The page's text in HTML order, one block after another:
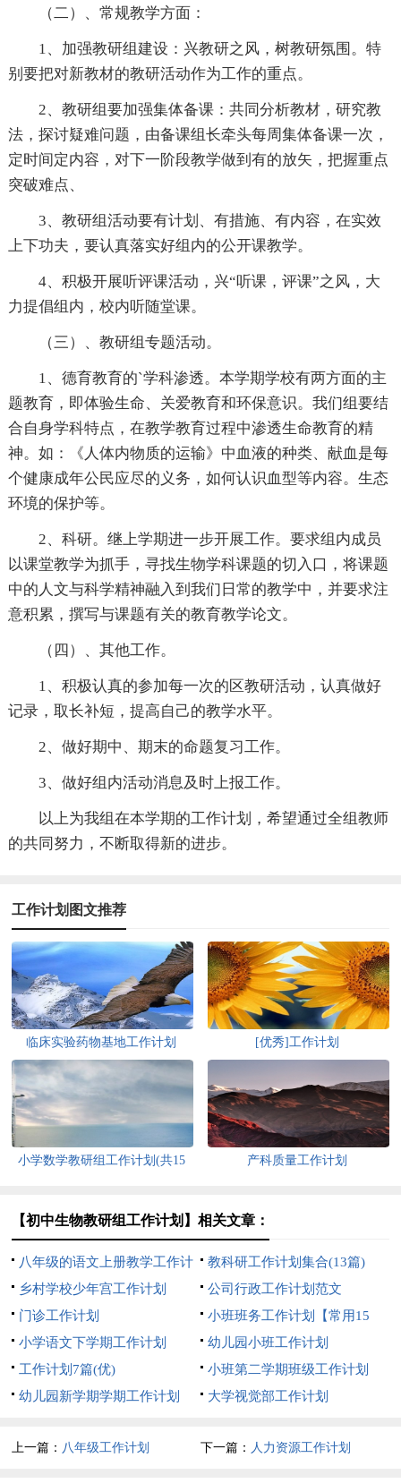
（二）、常规教学方面：
1、加强教研组建设：兴教研之风，树教研氛围。特
别要把对新教材的教研活动作为工作的重点。
2、教研组要加强集体备课：共同分析教材，研究教
法，探讨疑难问题，由备课组长牵头每周集体备课一次，
定时间定内容，对下一阶段教学做到有的放矢，把握重点
突破难点、
3、教研组活动要有计划、有措施、有内容，在实效
上下功夫，要认真落实好组内的公开课教学。
4、积极开展听评课活动，兴“听课，评课”之风，大
力提倡组内，校内听随堂课。
（三）、教研组专题活动。
1、德育教育的`学科渗透。本学期学校有两方面的主
题教育，即体验生命、关爱教育和环保意识。我们组要结
合自身学科特点，在教学教育过程中渗透生命教育的精
神。如：《人体内物质的运输》中血液的种类、献血是每
个健康成年公民应尽的义务，如何认识血型等内容。生态
环境的保护等。
2、科研。继上学期进一步开展工作。要求组内成员
以课堂教学为抓手，寻找生物学科课题的切入口，将课题
中的人文与科学精神融入到我们日常的教学中，并要求注
意积累，撰写与课题有关的教育教学论文。
（四）、其他工作。
1、积极认真的参加每一次的区教研活动，认真做好
记录，取长补短，提高自己的教学水平。
2、做好期中、期末的命题复习工作。
3、做好组内活动消息及时上报工作。
以上为我组在本学期的工作计划，希望通过全组教师
的共同努力，不断取得新的进步。
工作计划图文推荐
临床实验药物基地工作计划 [优秀]工作计划
小学数学教研组工作计划(共15
产科质量工作计划
【初中生物教研组工作计划】相关文章：
八年级的语文上册教学工作计
划
教科研工作计划集合(13篇)
乡村学校少年宫工作计划
公司行政工作计划范文
门诊工作计划
小班班务工作计划【常用15
篇】
小学语文下学期工作计划
幼儿园小班工作计划
工作计划7篇(优)
小班第二学期班级工作计划
幼儿园新学期学期工作计划
大学视觉部工作计划
上一篇： 八年级工作计划 下一篇： 人力资源工作计划